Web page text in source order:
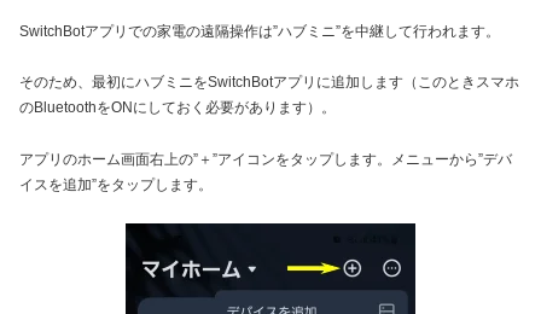
SwitchBotアプリでの家電の遠隔操作は”ハブミニ”を中継して行われます。
そのため、最初にハブミニをSwitchBotアプリに追加します（このときスマホ
のBluetoothをONにしておく必要があります）。
アプリのホーム画面右上の”＋”アイコンをタップします。メニューから”デバ
イスを追加”をタップします。